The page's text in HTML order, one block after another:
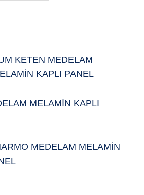
KETEN MEDELAM
KAPLI PANEL
MELAMİN KAPLI
MEDELAM MELAMİN